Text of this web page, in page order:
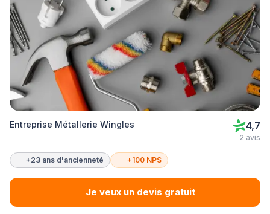
Entreprise Métallerie Wingles 4,7
2 avis
+23 ans d'ancienneté +100 NPS
Je veux un devis gratuit